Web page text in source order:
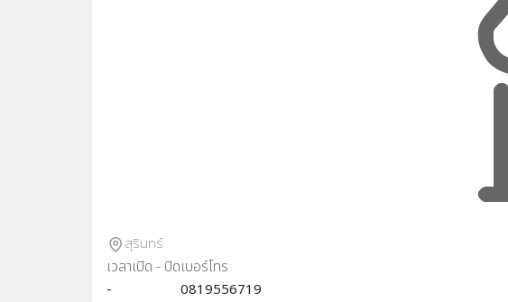
สุรินทร์
เวลาเปิด - ปิด
-
เบอร์โทร
0819556719